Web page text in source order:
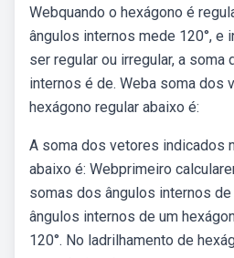
Webquando o hexágono é
ângulos internos mede 120°, e
ser regular ou irregular, a soma
internos é de. Weba soma dos
hexágono regular abaixo é:
A soma dos vetores indicados
abaixo é: Webprimeiro
somas dos ângulos internos
ângulos internos de um
120°. No ladrilhamento de